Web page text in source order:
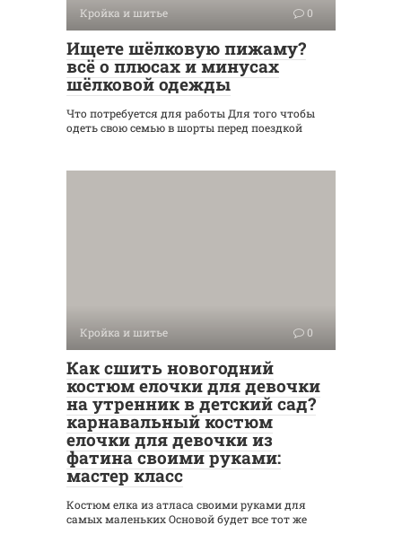
Кройка и шитье 0
Ищете шёлковую пижаму?
всё о плюсах и минусах
шёлковой одежды
Что потребуется для работы Для того чтобы
одеть свою семью в шорты перед поездкой
Кройка и шитье 0
Как сшить новогодний
костюм елочки для девочки
на утренник в детский сад?
карнавальный костюм
елочки для девочки из
фатина своими руками:
мастер класс
Костюм елка из атласа своими руками для
самых маленьких Основой будет все тот же